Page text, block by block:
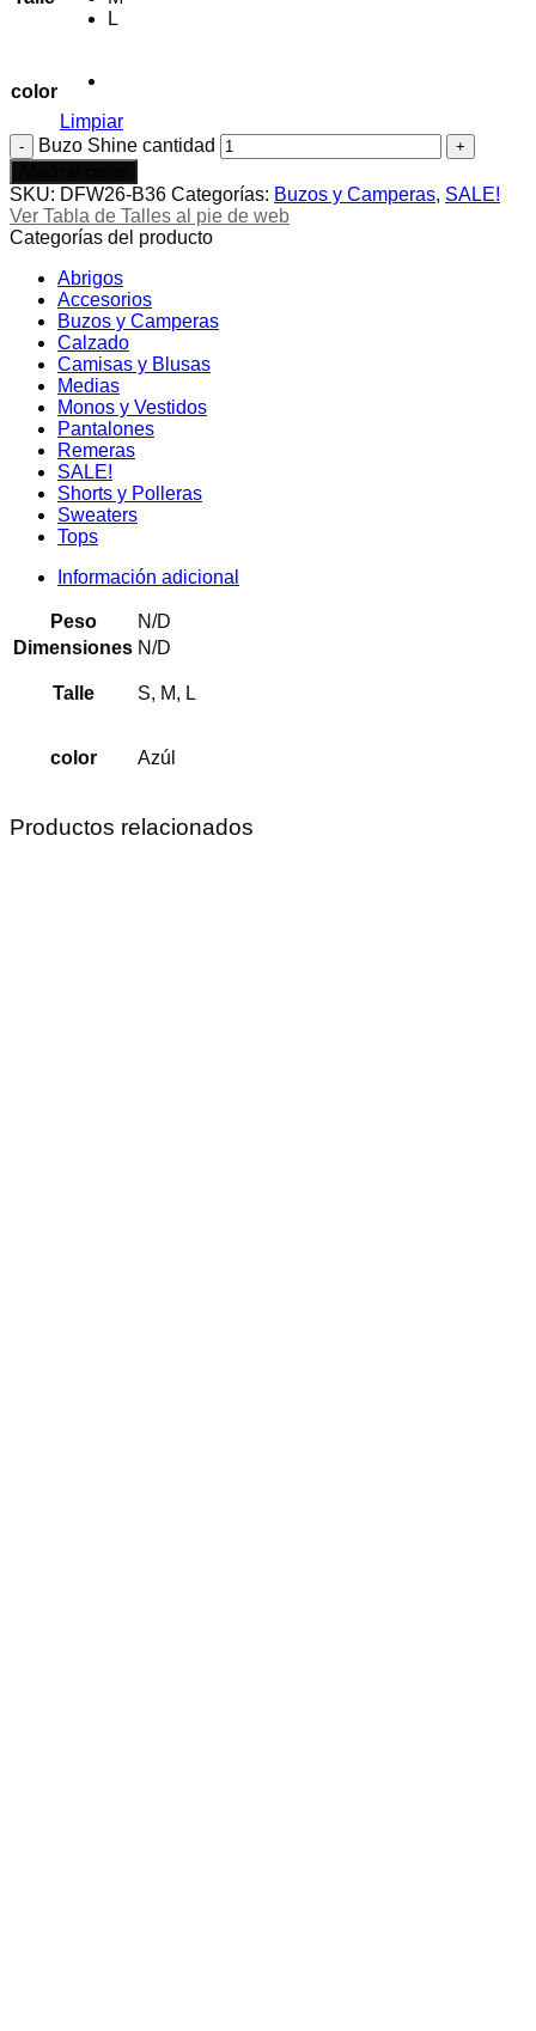
L
color
Limpiar
Buzo Shine cantidad
SKU: DFW26-B36 Categorías: Buzos y Camperas, SALE!
Ver Tabla de Talles al pie de web
Categorías del producto
Abrigos
Accesorios
Buzos y Camperas
Calzado
Camisas y Blusas
Medias
Monos y Vestidos
Pantalones
Remeras
SALE!
Shorts y Polleras
Sweaters
Tops
Información adicional
Peso
N/D
Dimensiones N/D
Talle S, M, L
color Azúl
Productos relacionados